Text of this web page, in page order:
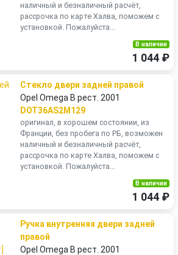
наличный и безналичный расчёт,
рассрочка по карте Халва, поможем с
установкой. Пожалуйста...
В наличии
1 044 ₽
Стекло двери задней правой
Opel Omega B рест. 2001
DOT36AS2M129
оригинал, в хорошем состоянии, из
Франции, без пробега по РБ, возможен
наличный и безналичный расчёт,
рассрочка по карте Халва, поможем с
установкой. Пожалуйста...
В наличии
1 044 ₽
Ручка внутренняя двери задней
правой
Opel Omega B рест. 2001